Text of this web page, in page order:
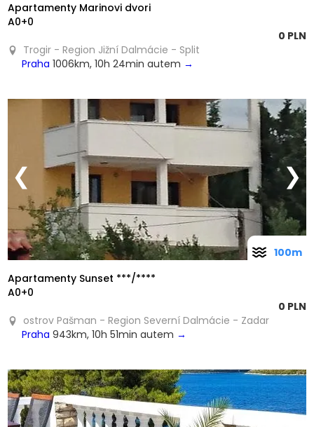
Apartamenty Marinovi dvori
A0+0
0 PLN
Trogir - Region Jižní Dalmácie - Split
Praha 1006km, 10h 24min autem →
❮ ❯
Apartamenty Sunset ***/****
A0+0
0 PLN
ostrov Pašman - Region Severní Dalmácie - Zadar
Praha 943km, 10h 51min autem →
100m